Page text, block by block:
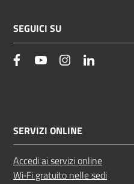
SEGUICI SU
facebookYouTube Instagram
SERVIZI ONLINE
Accedi ai servizi online
Wi‑Fi gratuito nelle sedi